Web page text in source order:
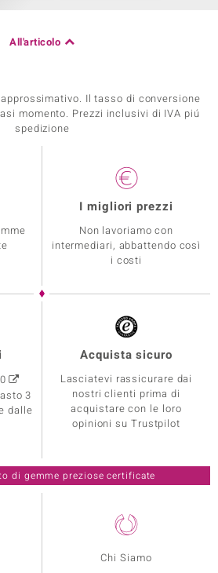
All'articolo
Il tasso di conversione
momento. Prezzi inclusivi di IVA piú
spedizione
Chi Siamo
I migliori prezzi
Non lavoriamo con
intermediari, abbattendo così
i costi
3
dalle
Acquista sicuro
Lasciatevi rassicurare dai
nostri clienti prima di
acquistare con le loro
opinioni su Trustpilot
di gemme preziose certificate